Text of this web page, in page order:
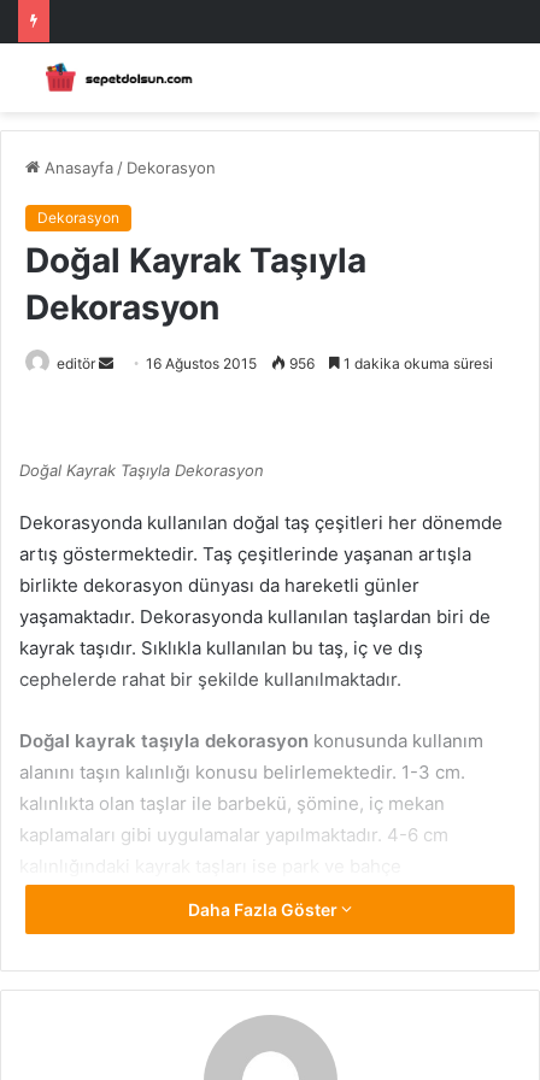
Anasayfa / Dekorasyon
Dekorasyon
Doğal Kayrak Taşıyla
Dekorasyon
editör
Bir
16 Ağustos 2015 956 1 dakika okuma süresi
Doğal Kayrak Taşıyla Dekorasyon
Dekorasyonda kullanılan doğal taş çeşitleri her dönemde
artış göstermektedir. Taş çeşitlerinde yaşanan artışla
birlikte dekorasyon dünyası da hareketli günler
yaşamaktadır. Dekorasyonda kullanılan taşlardan biri de
kayrak taşıdır. Sıklıkla kullanılan bu taş, iç ve dış
cephelerde rahat bir şekilde kullanılmaktadır.
Doğal kayrak taşıyla dekorasyon konusunda kullanım
alanını taşın kalınlığı konusu belirlemektedir. 1-3 cm.
kalınlıkta olan taşlar ile barbekü, şömine, iç mekan
kaplamaları gibi uygulamalar yapılmaktadır. 4-6 cm
alanlarda kullanılmaktadır.
Daha Fazla Göster